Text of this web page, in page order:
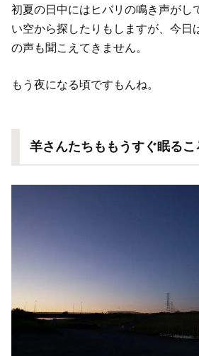
初夏の日中にはヒバリの鳴き声がし
い空から探したりもしますが、今日
の声も聞こえてきません。
もう夜になる頃ですもんね。
羊さんたちももうすぐ眠るこ